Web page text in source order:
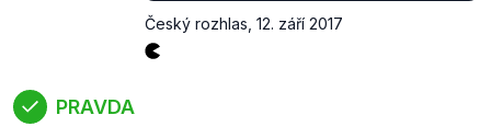
Další nárůsty jsou již o 140 lidí (ministerstvo
průmyslu a obchodu) a nižší.
státních zaměstnanců. Nejde pouze o úředníky, jsou
Český rozhlas 12. září 2017
PRAVDA